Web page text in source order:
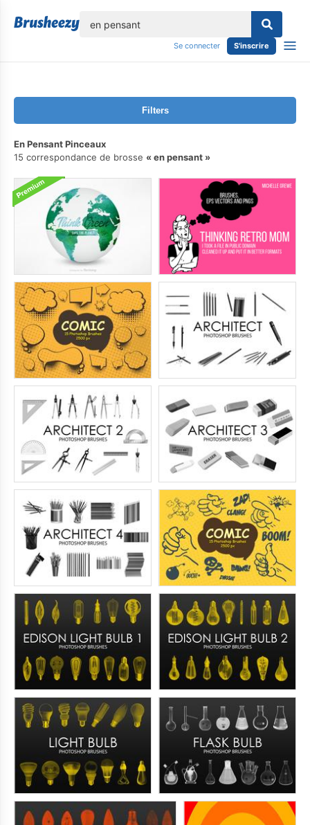
Se connecter S'inscrire
Filters
En Pensant Pinceaux
15 correspondance de brosse
en pensant